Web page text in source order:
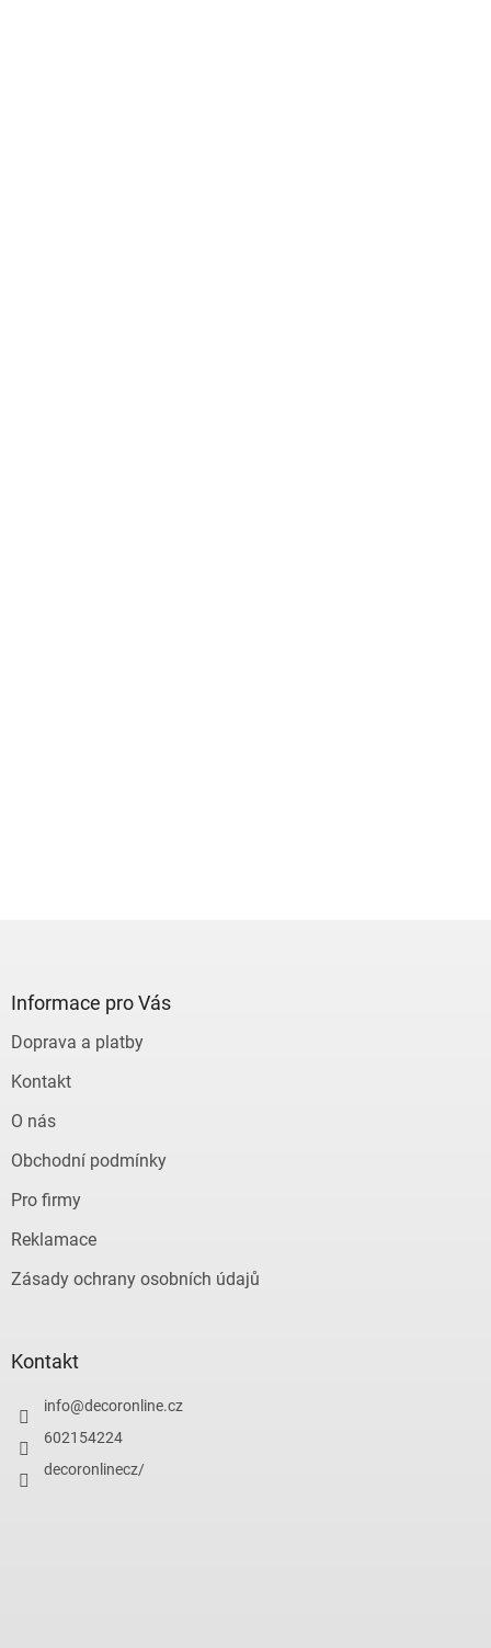
Informace pro Vás
Doprava a platby
Kontakt
O nás
Obchodní podmínky
Pro firmy
Reklamace
Zásady ochrany osobních údajů
Kontakt
info@decoronline.cz
602154224
decoronlinecz/